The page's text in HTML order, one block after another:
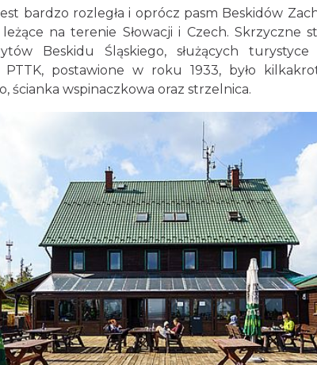
bardzo rozległa i oprócz pasm Beskidów
na terenie Słowacji i Czech. Skrzyczne
Beskidu Śląskiego, służących
PTTK, postawione w roku 1933, było
ścianka wspinaczkowa oraz strzelnica.